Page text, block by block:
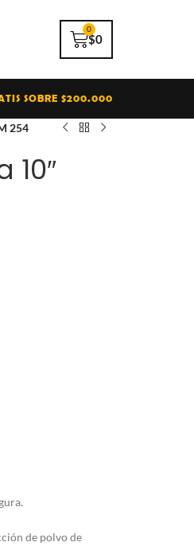
$0
0
SOBRE $200.000
254
de polvo de